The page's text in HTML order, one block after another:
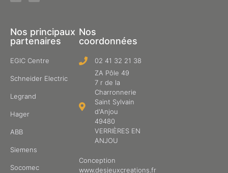
Nos principaux
partenaires
EGIC Centre
Schneider Electric
Legrand
Hager
ABB
Siemens
Socomec
Nos
coordonnées
02 41 32 21 38
ZA Pôle 49
7 r de la
Charronnerie
Saint Sylvain
d'Anjou
49480
VERRIÈRES EN
ANJOU
Conception
www.desjeuxcreations.fr